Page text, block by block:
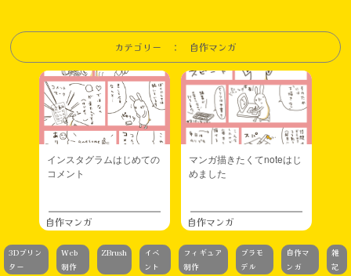
カテゴリー ： 自作マンガ
インスタグラムはじめての
コメント
自作マンガ
マンガ描きたくてnoteはじ
めました
自作マンガ
3Dプリン
ター
Web
制作
ZBrush
イベ
ント
フィギュア
制作
プラモ
デル
自作マ
ンガ
雑
記